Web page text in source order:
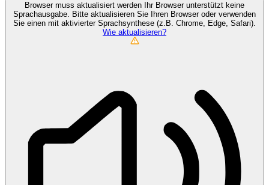
Browser muss aktualisiert werden
Ihr Browser unterstützt keine
Sprachausgabe. Bitte aktualisieren Sie Ihren Browser oder verwenden
Sie einen mit aktivierter Sprachsynthese (z.B. Chrome, Edge, Safari).
Wie aktualisieren?